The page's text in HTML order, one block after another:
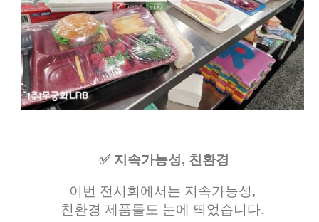
✅ 지속가능성, 친환경
이번 전시회에서는 지속가능성,
친환경 제품들도 눈에 띄었습니다.